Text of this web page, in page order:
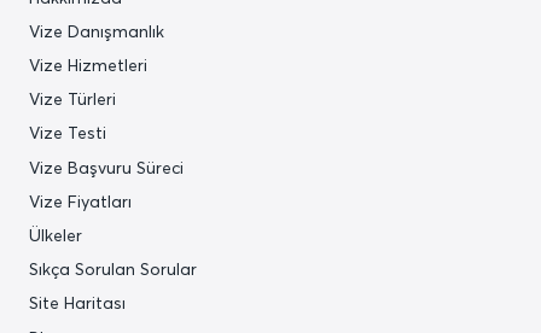
Vize Danışmanlık
Vize Hizmetleri
Vize Türleri
Vize Testi
Vize Başvuru Süreci
Vize Fiyatları
Ülkeler
Sıkça Sorulan Sorular
Site Haritası